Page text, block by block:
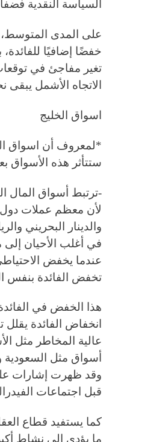
السياسة النقدية
على المدى
خفضًا إضافيًا
تغير مفاجئ في
الاتجاه الأشمل
اسواق الخليج
*لمعروف أن اسواق
ستتأثر هذه الأسواق
-ترتبط أسواق المال
لأن معظم عملات دول
والدينار البحريني
في أغلب الأحيان
عندما يخفض
تخفض الفائدة بنفس
هذا الخفض في
انخفاض الفائدة
عالية المخاطر مثل
أسواق مثل السعودية
وقد ظهرت إشارات
قبل اجتماعات
كما يستفيد قطاع
ما يؤدي إلى نشاط